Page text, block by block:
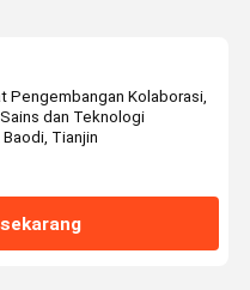
Pengembangan Kolaborasi,
dan Teknologi
Tianjin